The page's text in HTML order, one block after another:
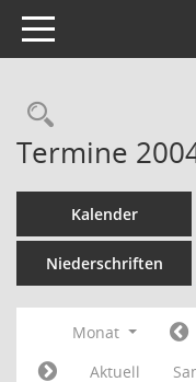
Toggle navigation
Termine
Kalender
Niederschriften
Monat
Aktuell